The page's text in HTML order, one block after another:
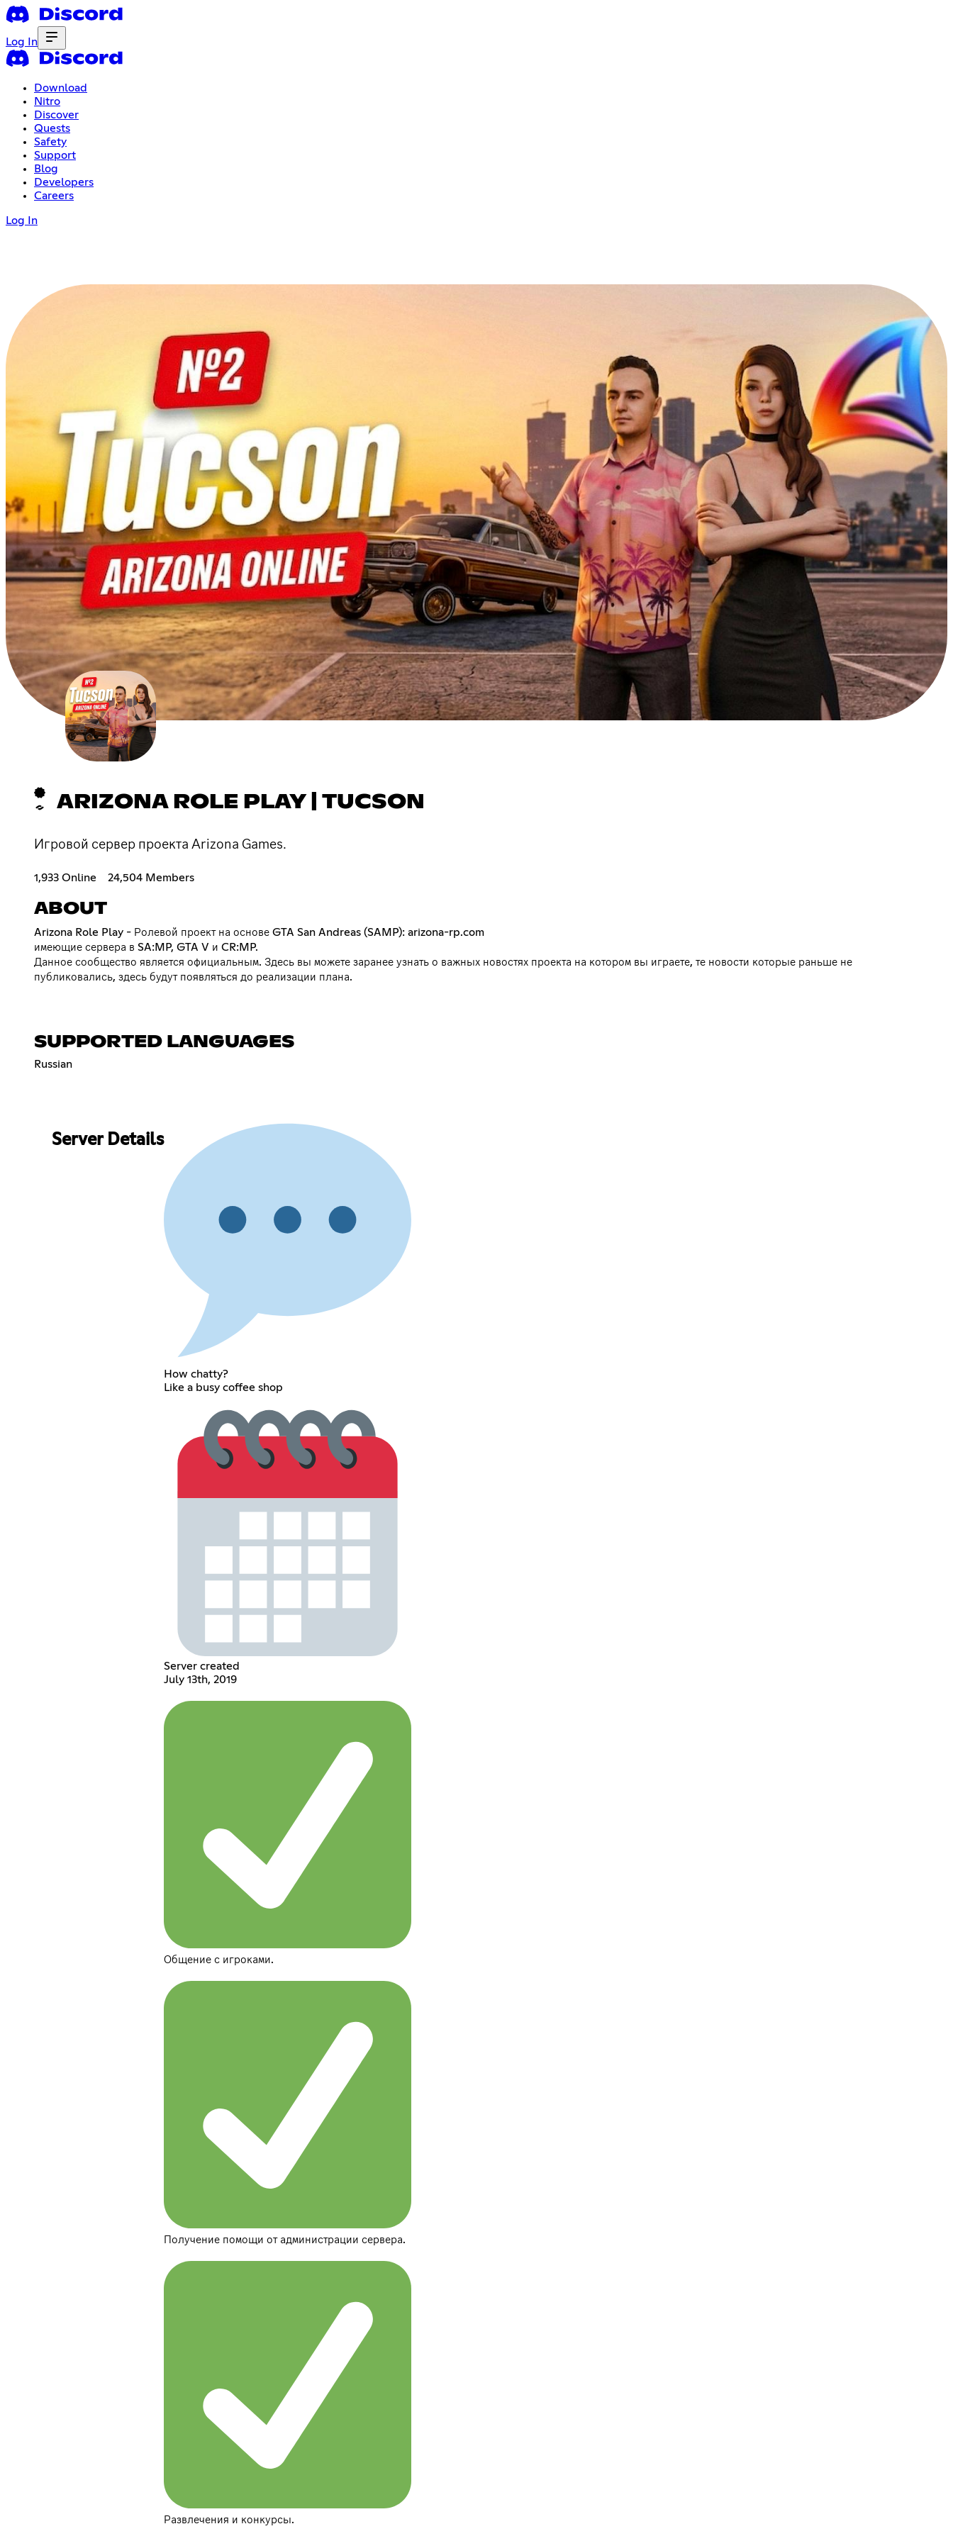
Log In
Download
Nitro
Discover
Quests
Safety
Support
Blog
Developers
Careers
Log In
ARIZONA ROLE PLAY | TUCSON
Игровой сервер проекта Arizona Games.
1,933 Online 24,504 Members
ABOUT
Arizona Role Play - Ролевой проект на основе GTA San Andreas (SAMP): arizona-rp.com
имеющие сервера в SA:MP, GTA V и CR:MP.
Данное сообщество является официальным. Здесь вы можете заранее узнать о важных новостях проекта на котором вы играете, те новости которые раньше не
публиковались, здесь будут появляться до реализации плана.
SUPPORTED LANGUAGES
Russian
Server Details
How chatty?
Like a busy coffee shop
Server created
July 13th, 2019
Общение с игроками.
Получение помощи от администрации сервера.
Развлечения и конкурсы.